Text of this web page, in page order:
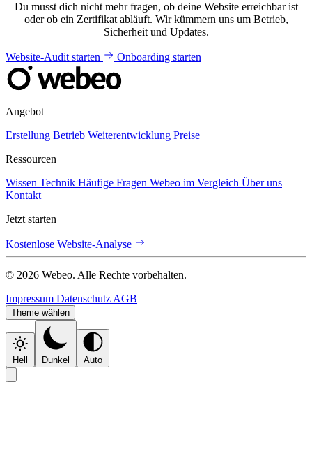
Du musst dich nicht mehr fragen, ob deine Website erreichbar ist
oder ob ein Zertifikat abläuft. Wir kümmern uns um Betrieb,
Sicherheit und Updates.
Website-Audit starten Onboarding starten
Angebot
Erstellung Betrieb Weiterentwicklung Preise
Ressourcen
Wissen Technik Häufige Fragen Webeo im Vergleich Über uns
Kontakt
Jetzt starten
Kostenlose Website-Analyse
© 2026 Webeo. Alle Rechte vorbehalten.
Impressum DatenschutzAGB
Theme wählen
Hell Dunkel Auto